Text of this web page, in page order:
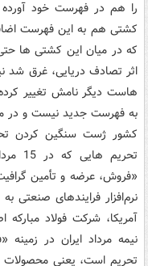
را هم در فهرست خود
کشتی هم به این فهرست
که در میان این کشتی ها
اثر تصادف دریایی، غرق شد
هاست دیگر نامش تغییر
به فهرست جدید نیست و در
کشور ژست سنگین کردن
«فروش، عرضه و تأمین
نرم‌افزار فرایندهای صنعتی
آمریکا، شرکت فولاد
نیمه مرداد ایران در
تحریم است، یعنی محصولات